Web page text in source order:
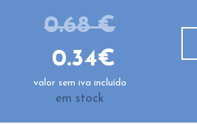
0.68 €
0.34€
valor sem iva incluído
em stock